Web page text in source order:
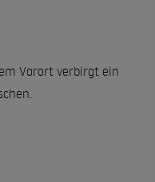
Vorort verbirgt ein